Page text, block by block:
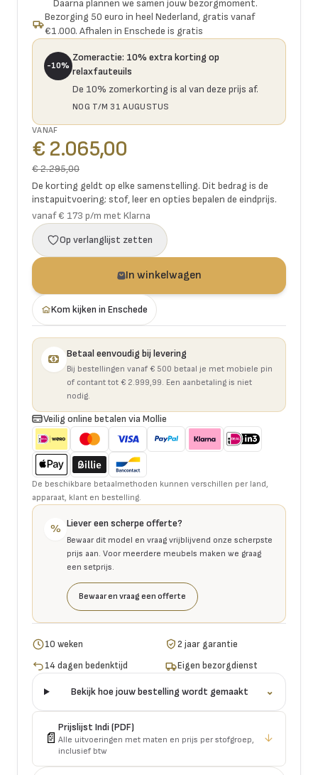
Daarna plannen we samen jouw bezorgmoment.
Bezorging 50 euro in heel Nederland, gratis vanaf
€1.000. Afhalen in Enschede is gratis
-10%
Zomeractie: 10% extra korting op
relaxfauteuils
De 10% zomerkorting is al van deze prijs af.
NOG T/M 31 AUGUSTUS
VANAF
€ 2.065,00
€ 2.295,00
De korting geldt op elke samenstelling. Dit bedrag is de
instapuitvoering; stof, leer en opties bepalen de eindprijs.
vanaf € 173 p/m met Klarna
Op verlanglijst zetten
In winkelwagen
Kom kijken in Enschede
Betaal eenvoudig bij levering
Bij bestellingen vanaf € 500 betaal je met mobiele pin
of contant tot € 2.999,99. Een aanbetaling is niet
nodig.
Veilig online betalen via Mollie
De beschikbare betaalmethoden kunnen verschillen per land,
apparaat, klant en bestelling.
% Liever een scherpe offerte?
Bewaar dit model en vraag vrijblijvend onze scherpste
prijs aan. Voor meerdere meubels maken we graag
een setprijs.
Bewaar en vraag een offerte
10 weken
2 jaar garantie
14 dagen bedenktijd
Eigen bezorgdienst
Bekijk hoe jouw bestelling wordt gemaakt ⌄
📄
Prijslijst Indi(PDF)
Alle uitvoeringen met maten en prijs per stofgroep,
inclusief btw
↓